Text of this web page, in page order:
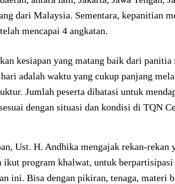
dari Malaysia. Sementara, kepanitian
mencapai 4 angkatan.
kesiapan yang matang baik dari panitia
adalah waktu yang cukup panjang
Jumlah peserta dibatasi untuk
dengan situasi dan kondisi di TQN
Ust. H. Andhika mengajak rekan-rekan
ikut program khalwat, untuk berpartisipasi
ini. Bisa dengan pikiran, tenaga, materi